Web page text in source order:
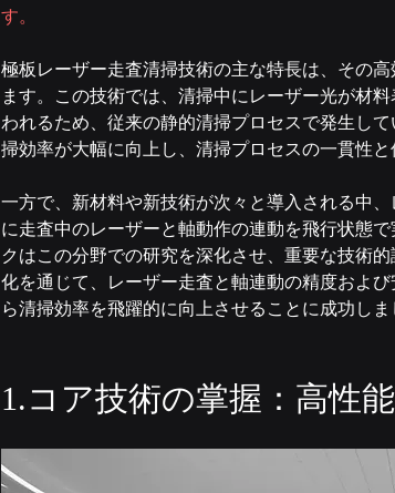
す。
極板レーザー走査清掃技術の主な特長は、その
ます。この技術では、清掃中にレーザー光が材
われるため、従来の静的清掃プロセスで発生し
掃効率が大幅に向上し、清掃プロセスの一貫性と
一方で、新材料や新技術が次々と導入される中
に走査中のレーザーと軸動作の連動を飛行状態
クはこの分野での研究を深化させ、重要な技術
化を通じて、レーザー走査と軸連動の精度およ
ら清掃効率を飛躍的に向上させることに成功しま
1.コア技術の掌握：高性